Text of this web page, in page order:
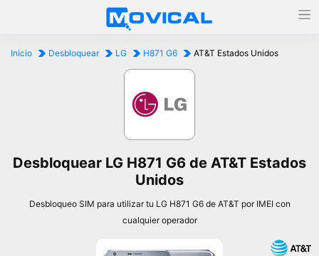
Inicio Desbloquear LG H871 G6 AT&T Estados Unidos
Desbloquear LG H871 G6 de AT&T Estados
Unidos
Desbloqueo SIM para utilizar tu LG H871 G6 de AT&T por IMEI con
cualquier operador